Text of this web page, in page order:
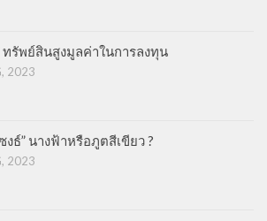
ทรัพย์สินสูงมูลค่าในการลงทุน
2023
งธ์” นางฟ้าหรือภูตสีเขียว ?
2023